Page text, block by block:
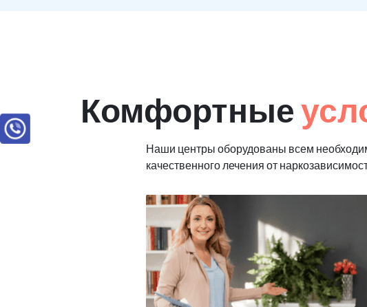
Комфортные
Наши центры оборудованы всем
качественного лечения от